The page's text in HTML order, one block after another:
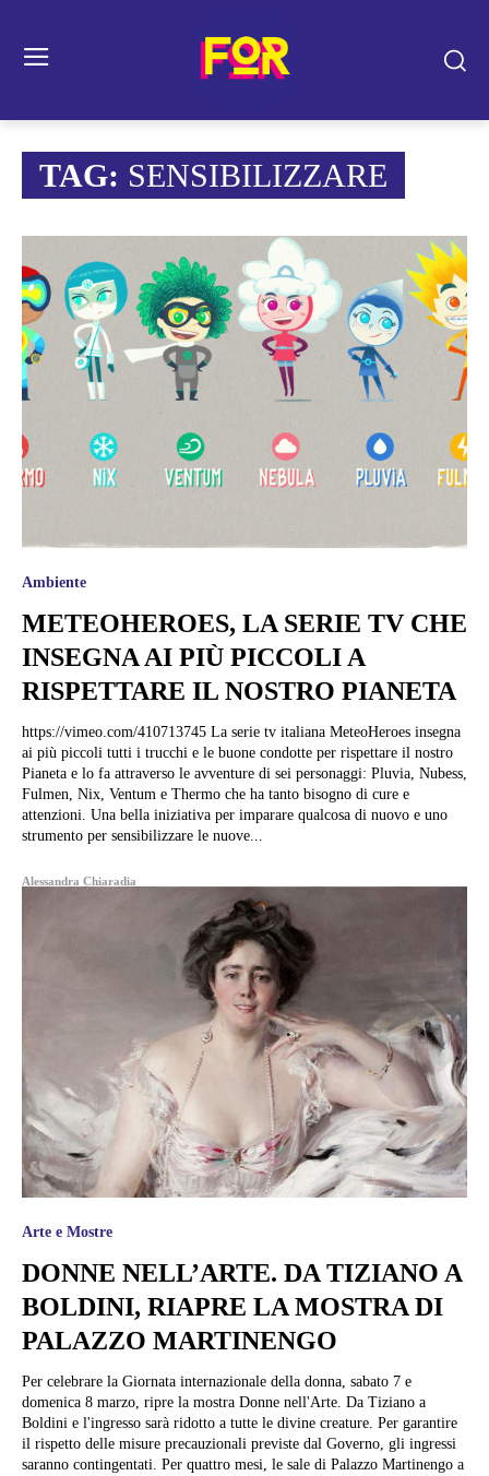
TAG: SENSIBILIZZARE
Ambiente
METEOHEROES, LA SERIE TV CHE
INSEGNA AI PIÙ PICCOLI A
RISPETTARE IL NOSTRO PIANETA
https://vimeo.com/410713745 La serie tv italiana MeteoHeroes insegna
ai più piccoli tutti i trucchi e le buone condotte per rispettare il nostro
Pianeta e lo fa attraverso le avventure di sei personaggi: Pluvia, Nubess,
Fulmen, Nix, Ventum e Thermo che ha tanto bisogno di cure e
attenzioni. Una bella iniziativa per imparare qualcosa di nuovo e uno
strumento per sensibilizzare le nuove...
Alessandra Chiaradia
Arte e Mostre
DONNE NELL’ARTE. DA TIZIANO A
BOLDINI, RIAPRE LA MOSTRA DI
PALAZZO MARTINENGO
Per celebrare la Giornata internazionale della donna, sabato 7 e
domenica 8 marzo, ripre la mostra Donne nell'Arte. Da Tiziano a
Boldini e l'ingresso sarà ridotto a tutte le divine creature. Per garantire
il rispetto delle misure precauzionali previste dal Governo, gli ingressi
saranno contingentati. Per quattro mesi, le sale di Palazzo Martinengo a